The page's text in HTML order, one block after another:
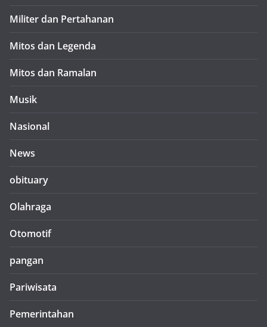
Militer dan Pertahanan
Mitos dan Legenda
Mitos dan Ramalan
Musik
Nasional
News
obituary
Olahraga
Otomotif
pangan
Pariwisata
Pemerintahan